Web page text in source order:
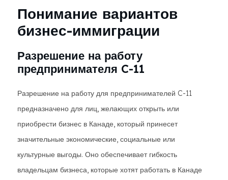
Понимание вариантов
бизнес-иммиграции
Разрешение на работу
предпринимателя C-11
Разрешение на работу для предпринимателей C-11
предназначено для лиц, желающих открыть или
приобрести бизнес в Канаде, который принесет
значительные экономические, социальные или
культурные выгоды. Оно обеспечивает гибкость
владельцам бизнеса, которые хотят работать в Канаде